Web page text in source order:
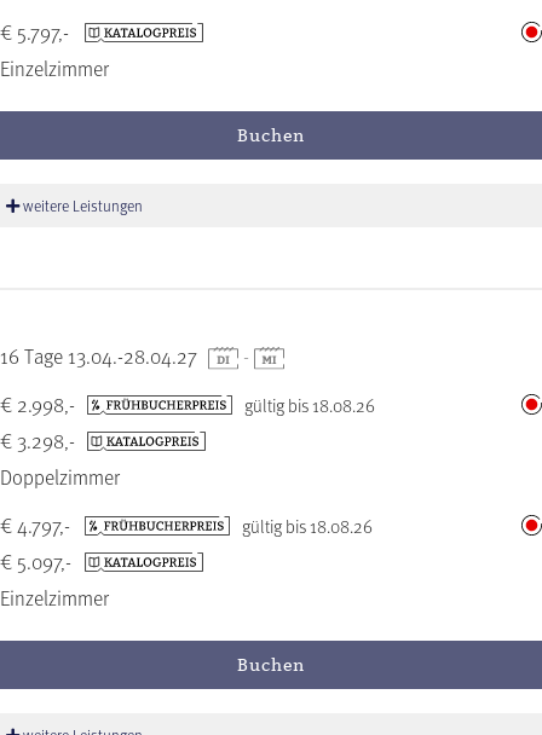
Einzelzimmer
€ 5.797,-
Buchen
weitere Leistungen
16 Tage 13.04.-28.04.27 -
Doppelzimmer
€ 2.998,- gültig bis 18.08.26
€ 3.298,-
Einzelzimmer
€ 4.797,- gültig bis 18.08.26
€ 5.097,-
Buchen